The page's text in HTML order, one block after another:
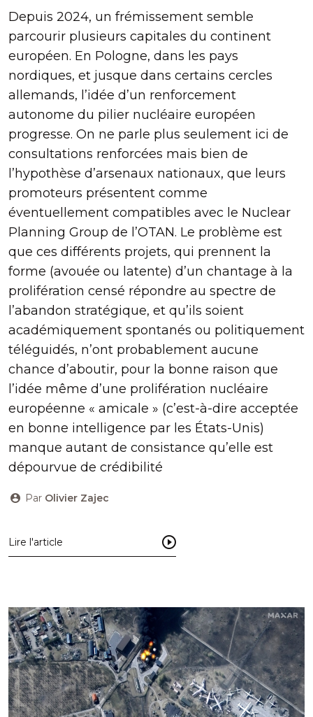
Depuis 2024, un frémissement semble
parcourir plusieurs capitales du continent
européen. En Pologne, dans les pays
nordiques, et jusque dans certains cercles
allemands, l’idée d’un renforcement
autonome du pilier nucléaire européen
progresse. On ne parle plus seulement ici de
consultations renforcées mais bien de
l’hypothèse d’arsenaux nationaux, que leurs
promoteurs présentent comme
éventuellement compatibles avec le Nuclear
Planning Group de l’OTAN. Le problème est
que ces différents projets, qui prennent la
forme (avouée ou latente) d’un chantage à la
prolifération censé répondre au spectre de
l’abandon stratégique, et qu’ils soient
académiquement spontanés ou politiquement
téléguidés, n’ont probablement aucune
chance d’aboutir, pour la bonne raison que
l’idée même d’une prolifération nucléaire
européenne « amicale » (c’est-à-dire acceptée
en bonne intelligence par les États-Unis)
manque autant de consistance qu’elle est
dépourvue de crédibilité
Par Olivier Zajec
Lire l'article